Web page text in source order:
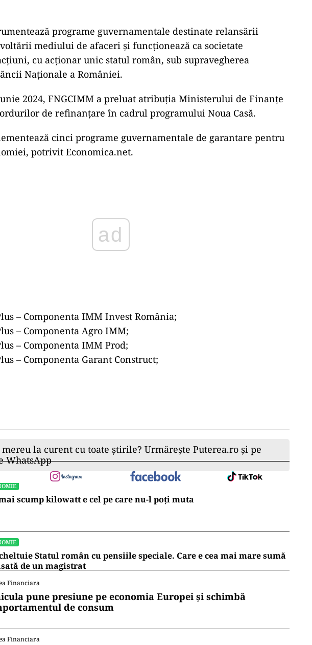
programe guvernamentale destinate relansării
mediului de afaceri şi funcţionează ca societate
cu acţionar unic statul român, sub supravegherea
Naţionale a României.
2024, FNGCIMM a preluat atribuţia Ministerului de Finanţe
de refinanţare în cadrul programului Noua Casă.
cinci programe guvernamentale de garantare pentru
potrivit Economica.net.
ad
– Componenta IMM Invest România;
– Componenta Agro IMM;
– Componenta IMM Prod;
– Componenta Garant Construct;
la curent cu toate știrile? Urmărește Puterea.ro și pe
WhatsApp
scump kilowatt e cel pe care nu-l poți muta
Statul român cu pensiile speciale. Care e cea mai mare sumă
de un magistrat
Financiara
pune presiune pe economia Europei și schimbă
de consum
Financiara